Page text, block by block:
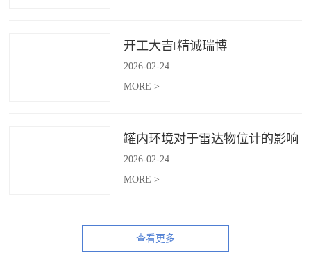
开工大吉‖精诚瑞博
2026-02-24
MORE >
罐内环境对于雷达物位计的影响
2026-02-24
MORE >
查看更多